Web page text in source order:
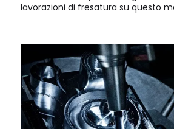
lavorazioni di fresatura su questo